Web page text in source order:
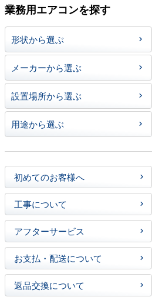
業務用エアコンを探す
形状から選ぶ
メーカーから選ぶ
設置場所から選ぶ
用途から選ぶ
初めてのお客様へ
工事について
アフターサービス
お支払・配送について
返品交換について